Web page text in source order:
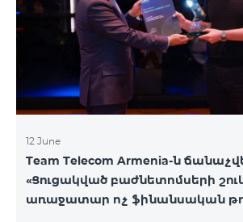
12 June
Team Telecom Armenia-ն
«Ցուցակված բաժնետոմսերի
առաջատար ոչ ֆինանսական